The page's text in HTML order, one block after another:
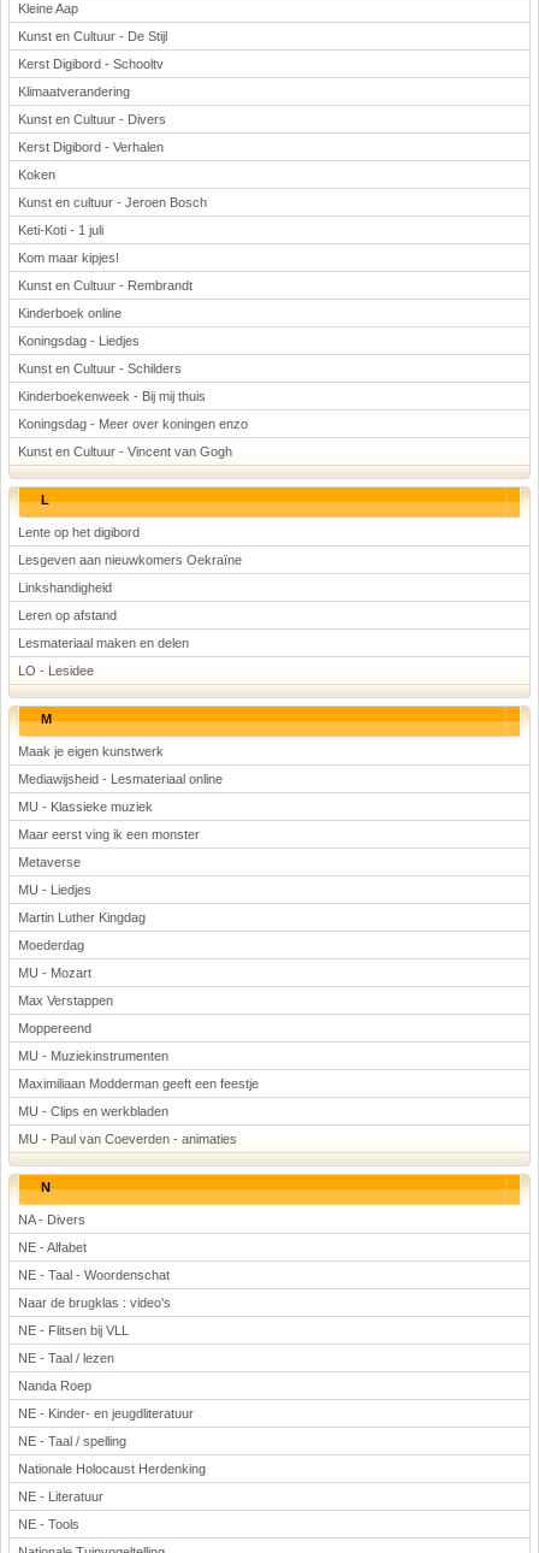
Kleine Aap
Kunst en Cultuur - De Stijl
Kerst Digibord - Schooltv
Klimaatverandering
Kunst en Cultuur - Divers
Kerst Digibord - Verhalen
Koken
Kunst en cultuur - Jeroen Bosch
Keti-Koti - 1 juli
Kom maar kipjes!
Kunst en Cultuur - Rembrandt
Kinderboek online
Koningsdag - Liedjes
Kunst en Cultuur - Schilders
Kinderboekenweek - Bij mij thuis
Koningsdag - Meer over koningen enzo
Kunst en Cultuur - Vincent van Gogh
L
Lente op het digibord
Lesgeven aan nieuwkomers Oekraïne
Linkshandigheid
Leren op afstand
Lesmateriaal maken en delen
LO - Lesidee
M
Maak je eigen kunstwerk
Mediawijsheid - Lesmateriaal online
MU - Klassieke muziek
Maar eerst ving ik een monster
Metaverse
MU - Liedjes
Martin Luther Kingdag
Moederdag
MU - Mozart
Max Verstappen
Moppereend
MU - Muziekinstrumenten
Maximiliaan Modderman geeft een feestje
MU - Clips en werkbladen
MU - Paul van Coeverden - animaties
N
NA - Divers
NE - Alfabet
NE - Taal - Woordenschat
Naar de brugklas : video's
NE - Flitsen bij VLL
NE - Taal / lezen
Nanda Roep
NE - Kinder- en jeugdliteratuur
NE - Taal / spelling
Nationale Holocaust Herdenking
NE - Literatuur
NE - Tools